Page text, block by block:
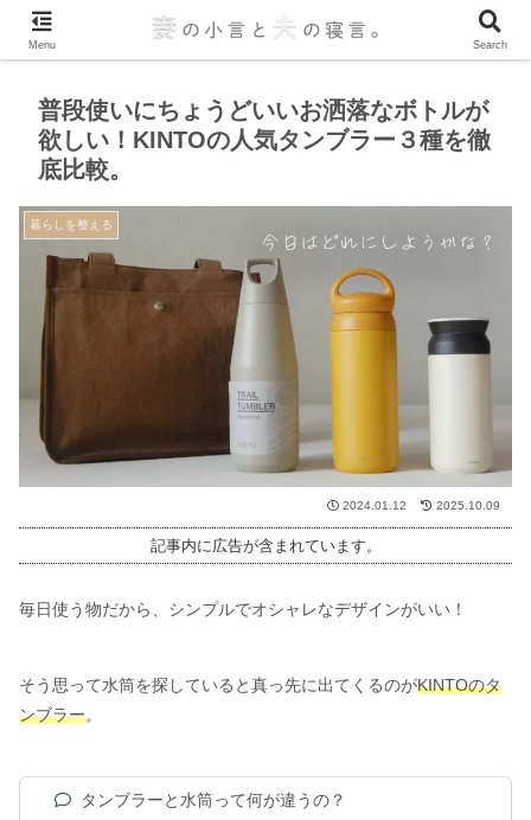
普段使いにちょうどいいお洒落なボトルが
欲しい！KINTOの人気タンブラー３種を徹
底比較。
暮らしを整える
2024.01.12 2025.10.09
記事内に広告が含まれています。
毎日使う物だから、シンプルでオシャレなデザインがいい！
そう思って水筒を探していると真っ先に出てくるのがKINTOのタ
ンブラー。
タンブラーと水筒って何が違うの？
Menu Search